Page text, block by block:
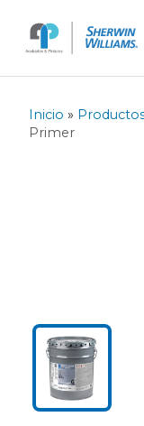
Inicio »
Primer